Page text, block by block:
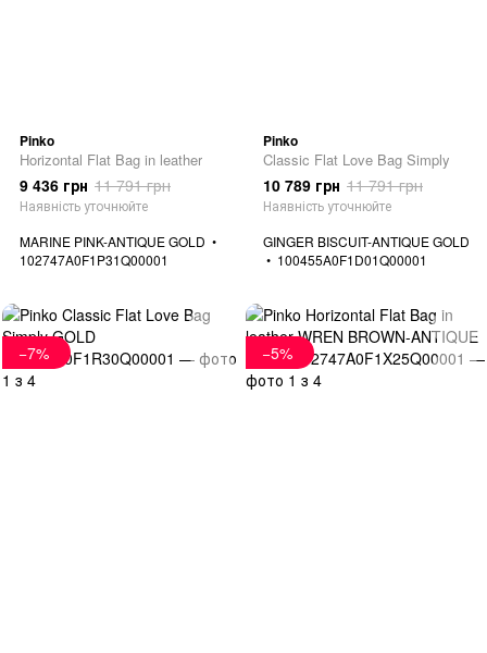
Pinko
Horizontal Flat Bag in leather
9 436 грн 11 791 грн
Наявність уточнюйте
MARINE PINK-ANTIQUE GOLD
102747A0F1P31Q00001
Pinko
Classic Flat Love Bag Simply
10 789 грн 11 791 грн
Наявність уточнюйте
GINGER BISCUIT-ANTIQUE GOLD
100455A0F1D01Q00001
−7% −5%